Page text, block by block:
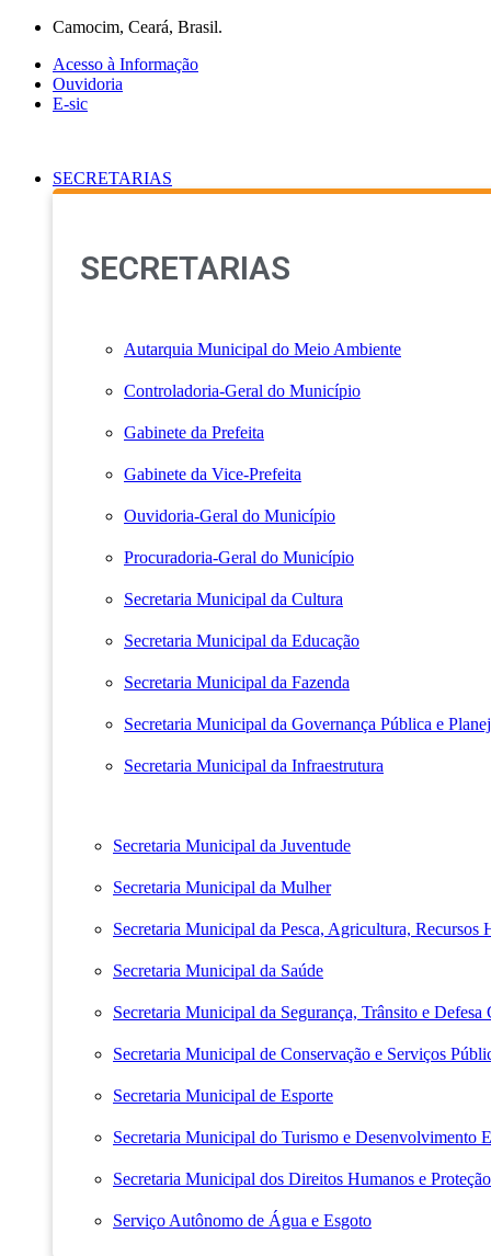
conteúdo
Camocim, Ceará, Brasil.
Acesso à Informação
Ouvidoria
E-sic
SECRETARIAS
SECRETARIAS
Autarquia Municipal do Meio Ambiente
Controladoria-Geral do Município
Gabinete da Prefeita
Gabinete da Vice-Prefeita
Ouvidoria-Geral do Município
Procuradoria-Geral do Município
Secretaria Municipal da Cultura
Secretaria Municipal da Educação
Secretaria Municipal da Fazenda
Secretaria Municipal da Governança Pública e
Secretaria Municipal da Infraestrutura
Secretaria Municipal da Juventude
Secretaria Municipal da Mulher
Secretaria Municipal da Pesca, Agricultura, Recursos
Secretaria Municipal da Saúde
Secretaria Municipal da Segurança, Trânsito e Defesa
Secretaria Municipal de Conservação e Serviços
Secretaria Municipal de Esporte
Secretaria Municipal do Turismo e Desenvolvimento
Secretaria Municipal dos Direitos Humanos e
Serviço Autônomo de Água e Esgoto